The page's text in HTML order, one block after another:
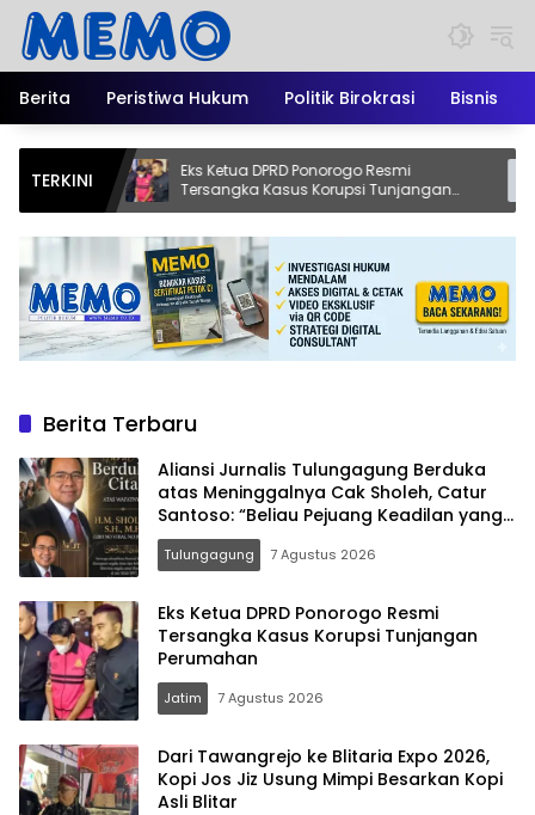
Langsung
konten
Berita
Peristiwa Hukum Politik Birokrasi Bisnis
TERKINI
Eks Ketua DPRD Ponorogo Resmi
Tersangka Kasus Korupsi Tunjangan
Perumahan
Asli
Berita Terbaru
Aliansi Jurnalis Tulungagung Berduka
atas Meninggalnya Cak Sholeh, Catur
Santoso: “Beliau Pejuang Keadilan yang
Vokal”
Tulungagung 7 Agustus 2026
Eks Ketua DPRD Ponorogo Resmi
Tersangka Kasus Korupsi Tunjangan
Perumahan
Jatim 7 Agustus 2026
Dari Tawangrejo ke Blitaria Expo 2026,
Kopi Jos Jiz Usung Mimpi Besarkan Kopi
Asli Blitar